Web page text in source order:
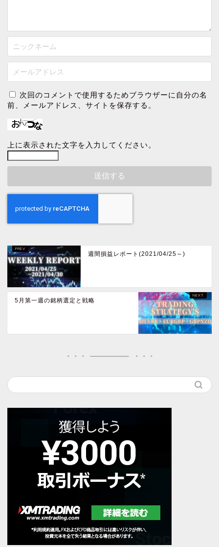
次回のコメントで使用するためブラウザーに自分の名
前、メールアドレス、サイトを保存する。
上に表示された文字を入力してください。
週間損益レポート(2021/04/25～)
5月第一週の銘柄選定と戦略